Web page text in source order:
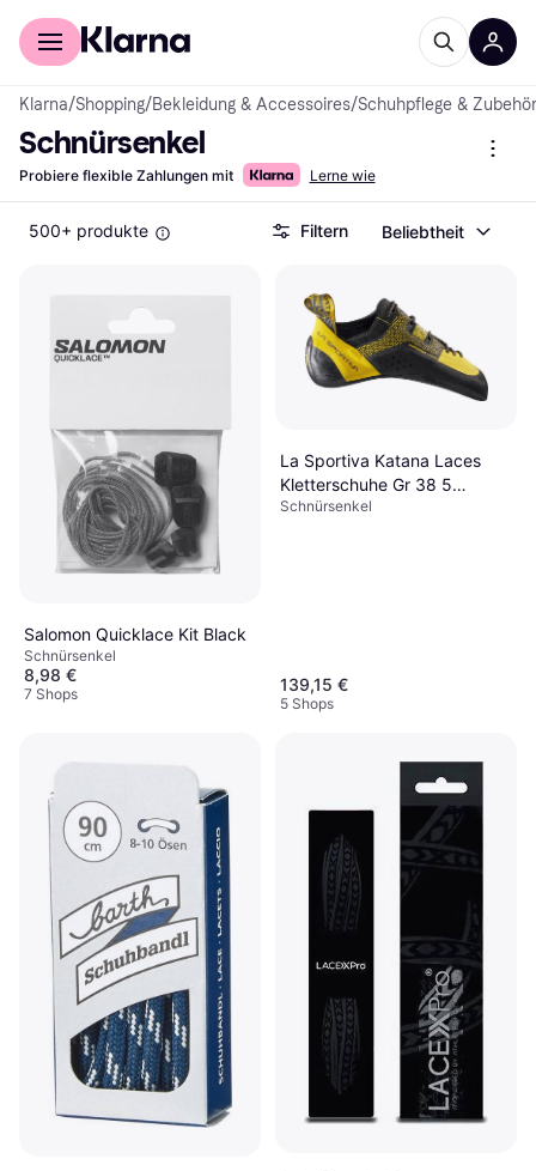
Für Shopper
Klarna/Shopping/Bekleidung & Accessoires/Schuhpflege & Zubehör
Schnürsenkel
Probiere flexible Zahlungen mit Lerne wie
500+ produkte Filtern Beliebtheit
Salomon Quicklace Kit Black
Schnürsenkel
8,98 €
7 Shops
La Sportiva Katana Laces
Kletterschuhe Gr 38 5
Schwarz/Gelb/Oliv
Schnürsenkel
139,15 €
5 Shops